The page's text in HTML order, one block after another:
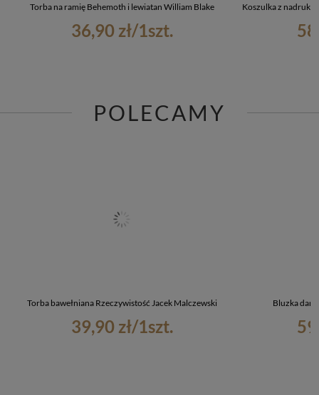
Torba na ramię Behemoth i lewiatan William Blake
36,90 zł/1szt.
Koszulka z
POLECAMY
Torba bawełniana Rzeczywistość Jacek Malczewski
39,90 zł/1szt.
Bluzka